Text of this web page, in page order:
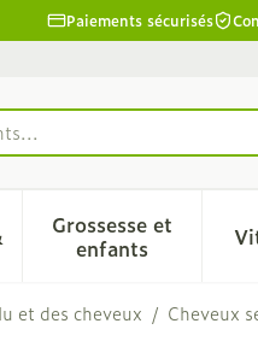
Paiements sécurisés
catégorie Beauté,
le sous-menu pour la
Grossesse et
enfantsAfficher le
et des cheveux / Cheveux